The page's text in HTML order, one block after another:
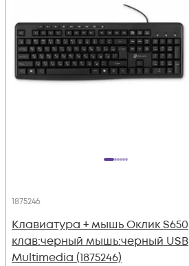
1875246
Клавиатура + мышь Оклик S650
клав:черный мышь:черный USB
Multimedia (1875246)